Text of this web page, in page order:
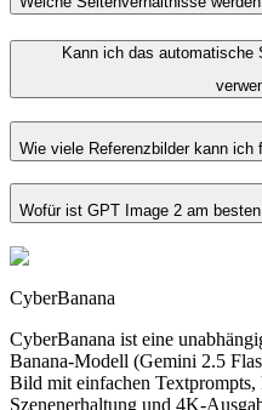
Kann ich das
Wie viele Referenzbilder kann ich
Wofür ist GPT Image 2 am
CyberBanana
CyberBanana ist eine
Banana-Modell (Gemini 2.5
Bild mit einfachen Textprompts,
Szenenerhaltung und 4K-